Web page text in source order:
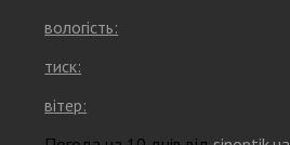
вологість:
тиск:
вітер: